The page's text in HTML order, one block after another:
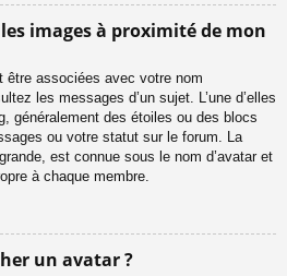
images à proximité de mon
être associées avec votre nom
les messages d’un sujet. L’une d’elles
généralement des étoiles ou des blocs
ou votre statut sur le forum. La
est connue sous le nom d’avatar et
à chaque membre.
un avatar ?